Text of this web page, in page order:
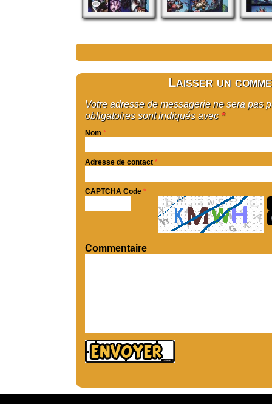
Laisser un
Votre adresse de messagerie ne sera pas
obligatoires sont indiqués avec *
Nom *
Adresse de contact *
CAPTCHA Code *
Commentaire